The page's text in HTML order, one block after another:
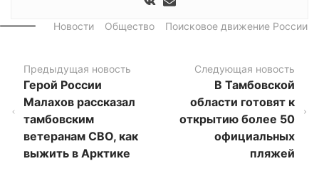
Новости Общество Поисковое движение России
Предыдущая новость
Герой России
Малахов рассказал
тамбовским
ветеранам СВО, как
выжить в Арктике
Следующая новость
В Тамбовской
области готовят к
открытию более 50
официальных
пляжей